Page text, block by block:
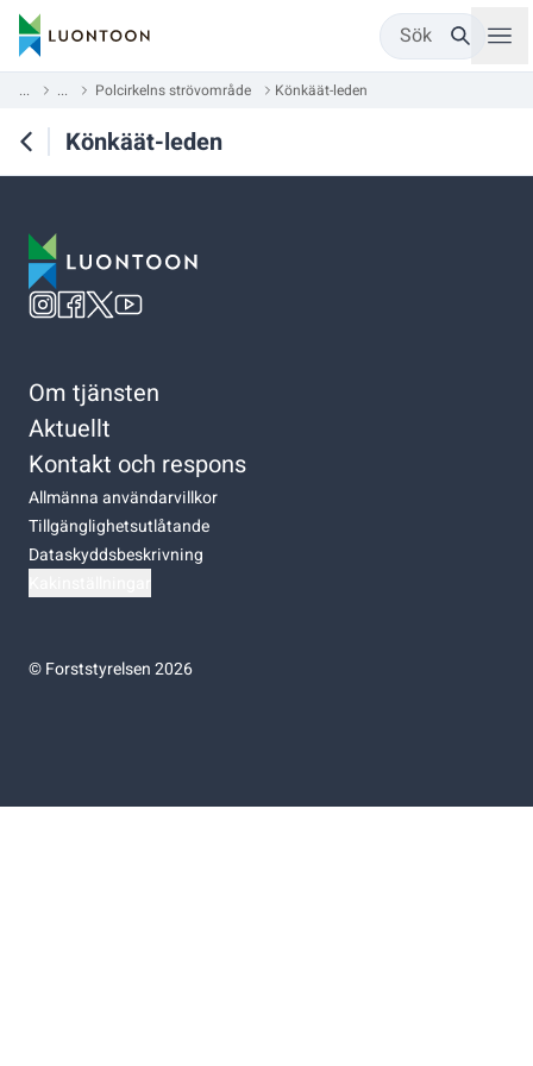
Sök
... ... Polcirkelns strövområde Könkäät-leden
Könkäät-leden
Om tjänsten
Aktuellt
Kontakt och respons
Allmänna användarvillkor
Tillgänglighetsutlåtande
Dataskyddsbeskrivning
©Forststyrelsen 2026